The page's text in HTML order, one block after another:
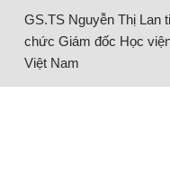
GS.TS Nguyễn Thị Lan
chức Giám đốc Học
Việt Nam